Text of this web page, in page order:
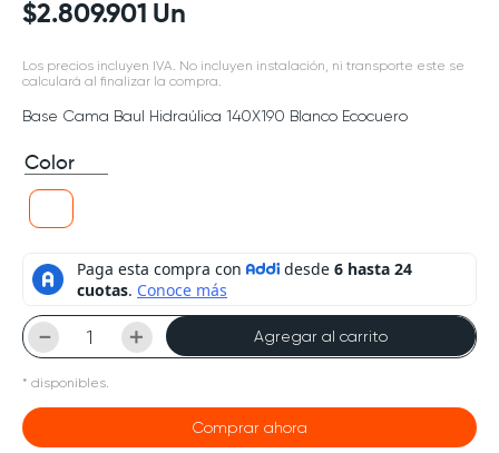
$2.809.901 Un
Los precios incluyen IVA. No incluyen instalación, ni transporte este se
calculará al finalizar la compra.
Base Cama Baul Hidraúlica 140X190 Blanco Ecocuero
Color
＋
－ Agregar al carrito
* disponibles.
Comprar ahora